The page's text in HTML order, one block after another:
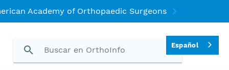
Academy of Orthopaedic Surgeons
Español